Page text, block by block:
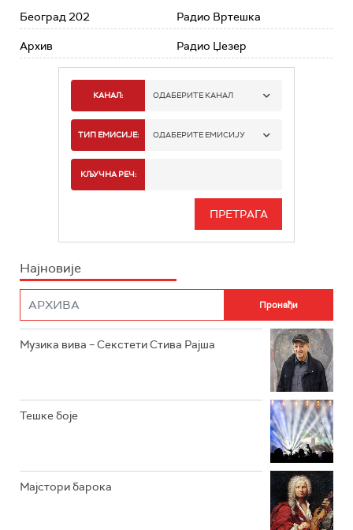
Београд 202
Архив
Радио Вртешка
Радио Џезер
КАНАЛ: ОДАБЕРИТЕ КАНАЛ
РАДИО БЕОГРАД 1
РАДИО БЕОГРАД 3
РАДИО РОКЕНРОЛЕР
РАДИО ЏЕЗЕР
ТИП ЕМИСИЈЕ: ОДАБЕРИТЕ ЕМИСИЈУ
ИНФО
КЉУЧНА РЕЧ:
Најновије
Музика вива – Секстети Стива Рајша
Тешке боје
Мајстори барока